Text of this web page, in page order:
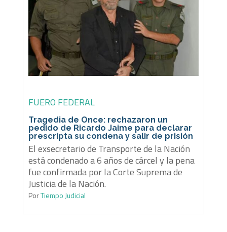
FUERO FEDERAL
Tragedia de Once: rechazaron un
pedido de Ricardo Jaime para declarar
prescripta su condena y salir de prisión
El exsecretario de Transporte de la Nación
está condenado a 6 años de cárcel y la pena
fue confirmada por la Corte Suprema de
Justicia de la Nación.
PorTiempo Judicial